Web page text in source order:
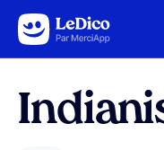
Aller au contenu